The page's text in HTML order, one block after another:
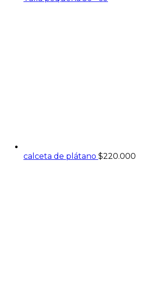
calceta de plátano $220.000